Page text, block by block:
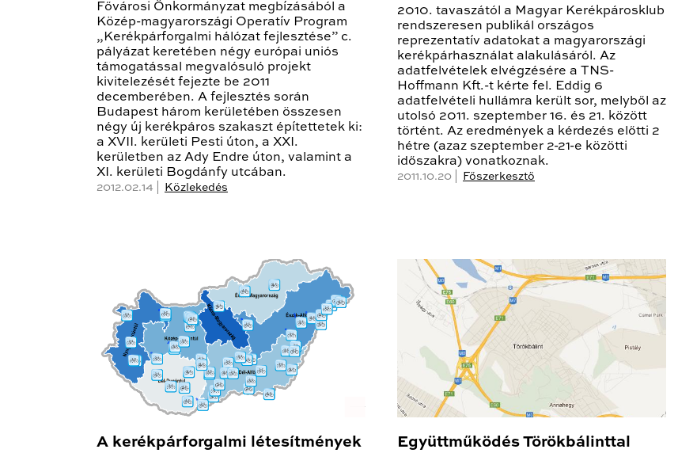
Fővárosi Önkormányzat megbízásából a
Közép-magyarországi Operatív Program
„Kerékpárforgalmi hálózat fejlesztése” c.
pályázat keretében négy európai uniós
támogatással megvalósuló projekt
kivitelezését fejezte be 2011
decemberében. A fejlesztés során
Budapest három kerületében összesen
négy új kerékpáros szakaszt építettetek ki:
a XVII. kerületi Pesti úton, a XXI.
kerületben az Ady Endre úton, valamint a
XI. kerületi Bogdánfy utcában.
2012.02.14 | Közlekedés
2010. tavaszától a Magyar Kerékpárosklub
rendszeresen publikál országos
reprezentatív adatokat a magyarországi
kerékpárhasználat alakulásáról. Az
adatfelvételek elvégzésére a TNS-
Hoffmann Kft.-t kérte fel. Eddig 6
adatfelvételi hullámra került sor, melyből az
utolsó 2011. szeptember 16. és 21. között
történt. Az eredmények a kérdezés előtti 2
hétre (azaz szeptember 2-21-e közötti
időszakra) vonatkoznak.
2011.10.20 | Főszerkesztő
A kerékpárforgalmi létesítmények
Együttműködés Törökbálinttal